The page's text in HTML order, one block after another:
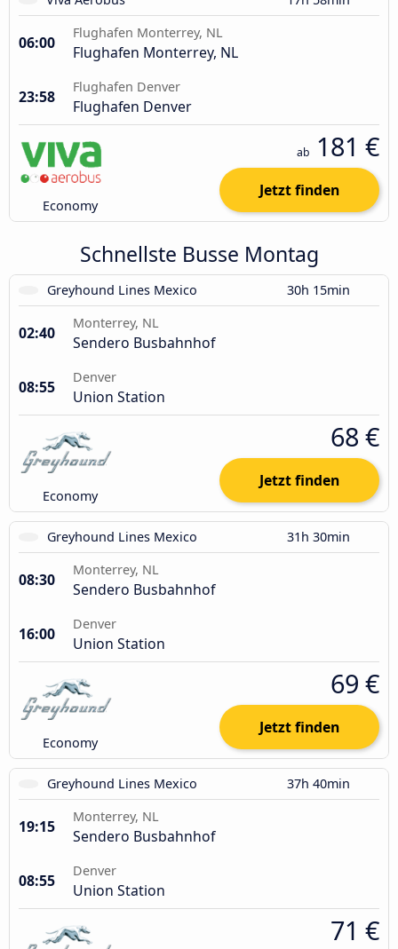
06:00
Flughafen Monterrey, NL
Flughafen Monterrey, NL
23:58
Flughafen Denver
Flughafen Denver
Economy
ab 181 €
Jetzt finden
Schnellste Busse Montag
Greyhound Lines Mexico 30h 15min
02:40
Monterrey, NL
Sendero Busbahnhof
08:55
Denver
Union Station
Economy
68 €
Jetzt finden
Greyhound Lines Mexico 31h 30min
08:30
Monterrey, NL
Sendero Busbahnhof
16:00
Denver
Union Station
Economy
69 €
Jetzt finden
Greyhound Lines Mexico 37h 40min
19:15
Monterrey, NL
Sendero Busbahnhof
08:55
Denver
Union Station
71 €